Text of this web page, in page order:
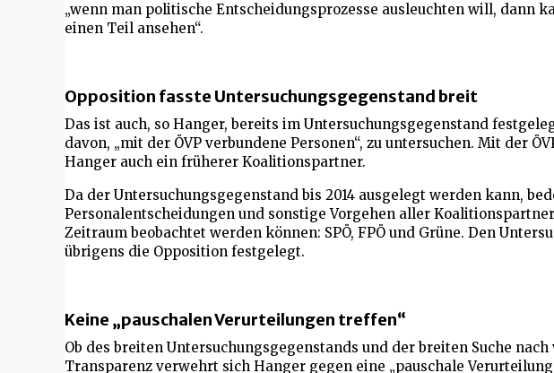
„wenn man politische Entscheidungsprozesse ausleuchten will, dann
einen Teil ansehen“.
Opposition fasste Untersuchungsgegenstand breit
Das ist auch, so Hanger, bereits im Untersuchungsgegenstand
davon, „mit der ÖVP verbundene Personen“, zu untersuchen. Mit der
Hanger auch ein früherer Koalitionspartner.
Da der Untersuchungsgegenstand bis 2014 ausgelegt werden kann,
Personalentscheidungen und sonstige Vorgehen aller
Zeitraum beobachtet werden können: SPÖ, FPÖ und Grüne. Den
übrigens die Opposition festgelegt.
Keine „pauschalen Verurteilungen treffen“
Ob des breiten Untersuchungsgegenstands und der breiten Suche
Transparenz verwehrt sich Hanger gegen eine „pauschale